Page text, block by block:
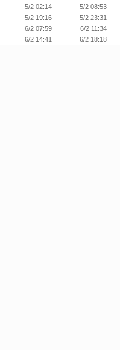
5/2 02:14
5/2 08:53
5/2 19:16
5/2 23:31
6/2 07:59
6/2 11:34
6/2 14:41 6/2 18:18